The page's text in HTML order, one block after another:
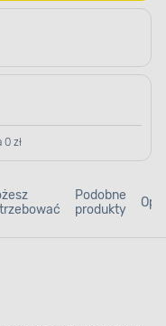
zł
Podobne
produkty